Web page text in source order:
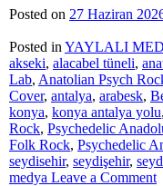
Konuğumuz:
Hasan
USTAOĞLU
Posted on 27 Haziran
Posted in YAYLALI
akseki, alacabel tüneli,
Lab, Anatolian Psych
Cover, antalya, arabesk,
konya, konya antalya yolu,
Rock, Psychedelic
Folk Rock, Psychedelic
seydisehir, seydişehir,
medya Leave a Commenton